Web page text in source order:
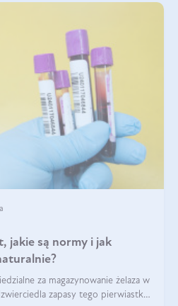
jakie są normy i jak
za magazynowanie żelaza w
zapasy tego pierwiastka.